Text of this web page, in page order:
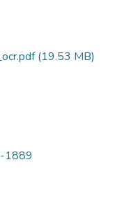
(19.53 MB)
1889